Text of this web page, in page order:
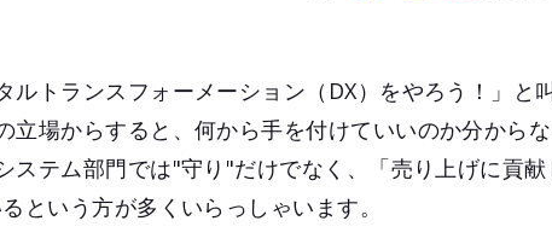
ルトランスフォーメーション（DX）をやろう！」と
立場からすると、何から手を付けていいのか分から
ステム部門では"守り"だけでなく、「売り上げに貢
という方が多くいらっしゃいます。